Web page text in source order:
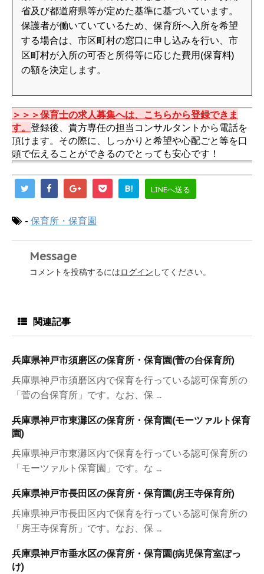
省及び都道府県等が定めた基準に基づいています。
保護者が働いていているため、保育所へ入所を希望
する場合は、市区町村の窓口に申し込みを行い、市
区町村が入所の可否と所得等に応じた費用(保育料)
の額を決定します。
＞＞＞保育士の求人募集へは、こちらから登録できま
す。 登録後、貴方専任の担当コンサルタントから電話を
頂けます。その際に、しっかりと希望や心配ごと等を口
頭で伝えることができるのでとっても安心です！
B! LINEへ送る
- 保育所・保育園
Message
コメントを投稿するにはログイン してください。
関連記事
兵庫県神戸市須磨区の保育所・保育園(菅の台保育所)
兵庫県神戸市須磨区内で保育を行っている認可保育所の
「菅の台保育所」です。なお、保 ...
兵庫県神戸市東灘区の保育所・保育園(モーツァルト保育
園)
兵庫県神戸市東灘区内で保育を行っている認可保育所の
「モーツァルト保育園」です。な ...
兵庫県神戸市長田区の保育所・保育園(房王寺保育所)
兵庫県神戸市長田区内で保育を行っている認可保育所の
「房王寺保育所」です。なお、保 ...
兵庫県神戸市垂水区の保育所・保育園(病児保育室ぽっ
け)